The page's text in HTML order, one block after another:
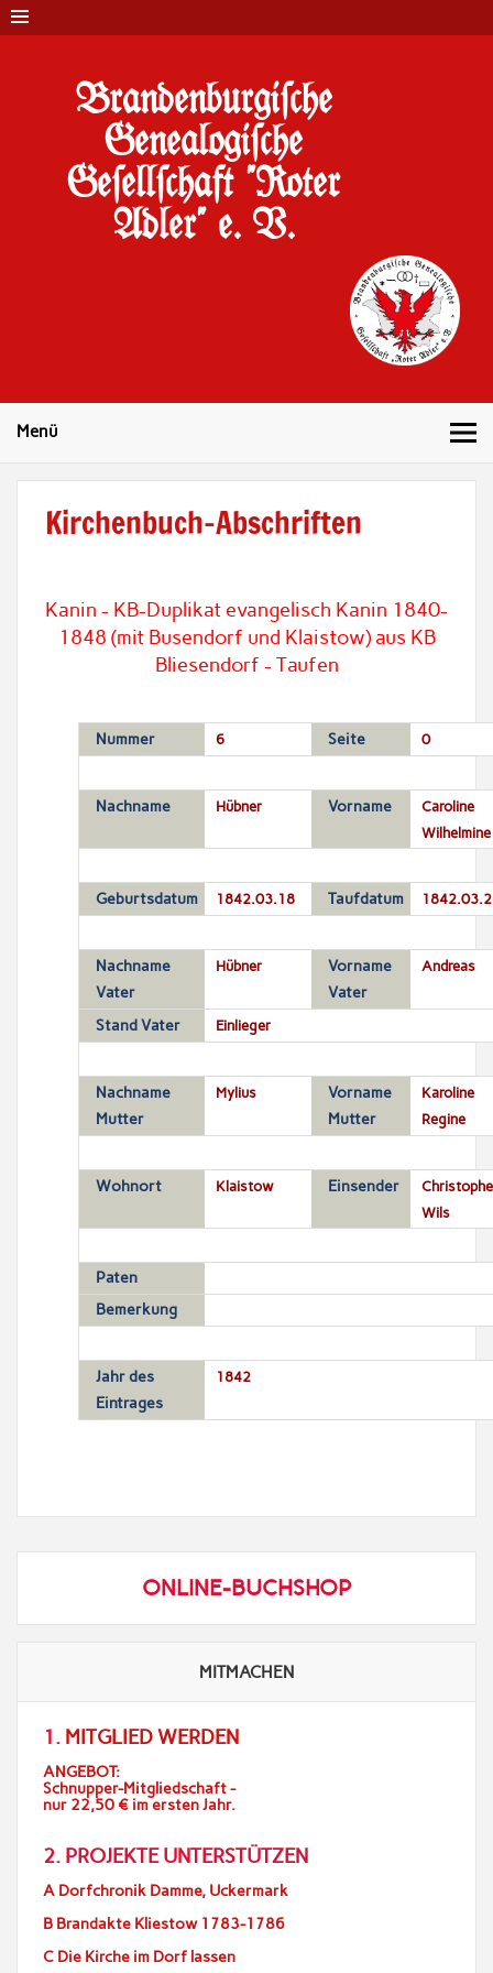
Brandenburgi#che
Genealogi#che
Ge#ell#chaft "Roter
Adler" e. V.
Menü
Kirchenbuch-Abschriften
Kanin - KB-Duplikat evangelisch Kanin 1840-
1848 (mit Busendorf und Klaistow) aus KB
Bliesendorf - Taufen
Nummer 6 Seite 0
Nachname Hübner Vorname
Caroline
Wilhelmine
Geburtsdatum 1842.03.18 Taufdatum
Nachname
Vater
Hübner
Vorname
Vater
Andreas
Stand Vater Einlieger
Nachname
Mutter
Mylius
Vorname
Mutter
Karoline
Regine
Wohnort Klaistow Einsender
Wils
Paten
Bemerkung
Jahr des
Eintrages
1842
ONLINE-BUCHSHOP
MITMACHEN
1. MITGLIED WERDEN
ANGEBOT:
Schnupper-Mitgliedschaft -
nur 22,50 € im ersten Jahr.
2. PROJEKTE UNTERSTÜTZEN
A Dorfchronik Damme, Uckermark
B Brandakte Kliestow 1783-1786
C Die Kirche im Dorf lassen